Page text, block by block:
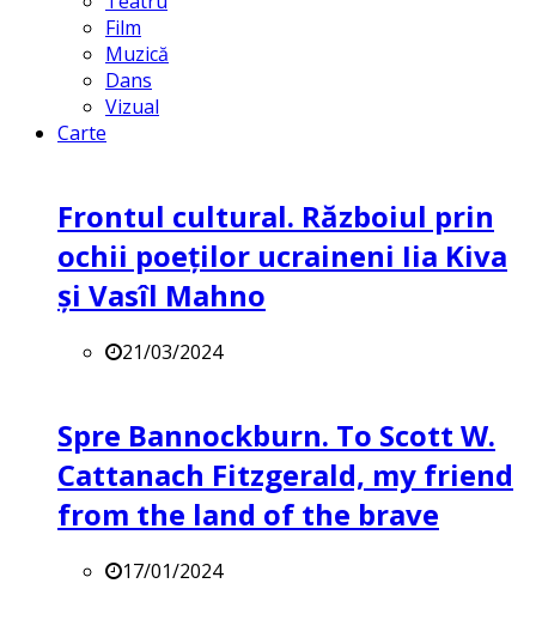
Film
Muzică
Dans
Vizual
Carte
Frontul cultural. Războiul prin
ochii poeților ucraineni Iia Kiva
și Vasîl Mahno
21/03/2024
Spre Bannockburn. To Scott W.
Cattanach Fitzgerald, my friend
from the land of the brave
17/01/2024